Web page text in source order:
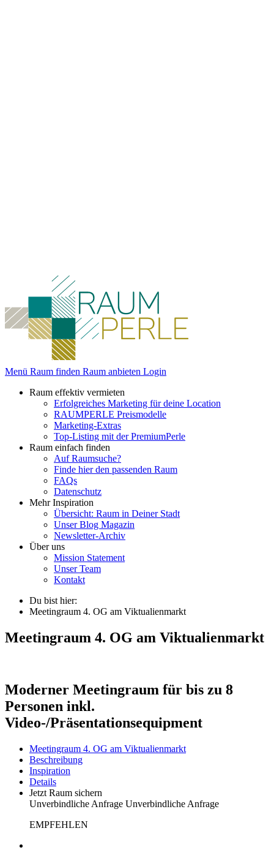
Menü Raum finden Raum anbieten Login
Raum effektiv vermieten
Erfolgreiches Marketing für deine Location
RAUMPERLE Preismodelle
Marketing-Extras
Top-Listing mit der PremiumPerle
Raum einfach finden
Auf Raumsuche?
Finde hier den passenden Raum
FAQs
Datenschutz
Mehr Inspiration
Übersicht: Raum in Deiner Stadt
Unser Blog Magazin
Newsletter-Archiv
Über uns
Mission Statement
Unser Team
Kontakt
Du bist hier:
Meetingraum 4. OG am Viktualienmarkt
Meetingraum 4. OG am Viktualienmarkt
Moderner Meetingraum für bis zu 8
Personen inkl.
Video-/Präsentationsequipment
Meetingraum 4. OG am Viktualienmarkt
Beschreibung
Inspiration
Details
Jetzt Raum sichern
Unverbindliche Anfrage Unverbindliche Anfrage
EMPFEHLEN